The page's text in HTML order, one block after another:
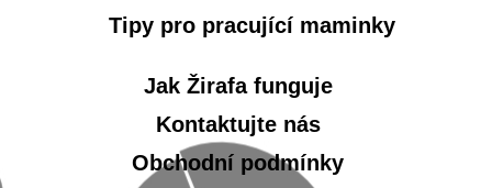
Tipy pro pracující maminky
Jak Žirafa funguje
Kontaktujte nás
Obchodní podmínky